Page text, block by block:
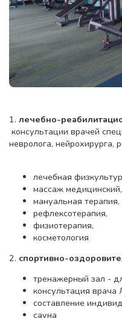
1. лечебно-
консультации врачей
невролога, нейрохирурга,
лечебная
массаж медицинский,
мануальная терапия,
рефлексотерапия,
физиотерапия,
косметология
2. спортивно-
тренажерный зал -
консультация
составление
сауна